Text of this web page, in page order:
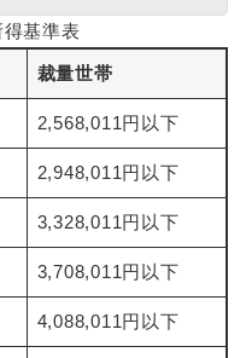
基準表
裁量世帯
2,568,011円以下
2,948,011円以下
3,328,011円以下
3,708,011円以下
4,088,011円以下